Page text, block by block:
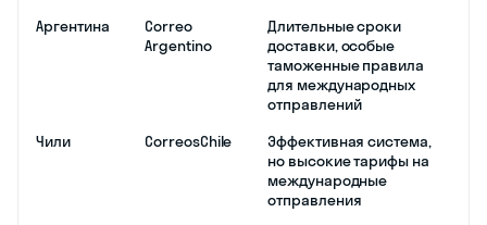
Аргентина
Correo
Argentino
Длительные сроки
доставки, особые
таможенные правила
для международных
отправлений
Чили
CorreosChile
Эффективная система,
но высокие тарифы на
международные
отправления